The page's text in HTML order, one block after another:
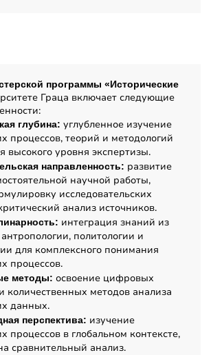
программы «Исторические
Граца включает следующие
глубина: углубленное изучение
процессов, теорий и методологий
высокого уровня экспертизы.
направленность: развитие
научной работы,
исследовательских
анализ источников.
интеграция знаний из
политологии и
для комплексного понимания
процессов.
методы: освоение цифровых
количественных методов анализа
данных.
перспектива: изучение
процессов в глобальном контексте,
сравнительный анализ.